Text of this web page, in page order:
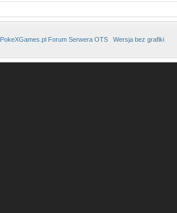
PokeXGames.pl Forum Serwera OTS Wersja bez grafiki